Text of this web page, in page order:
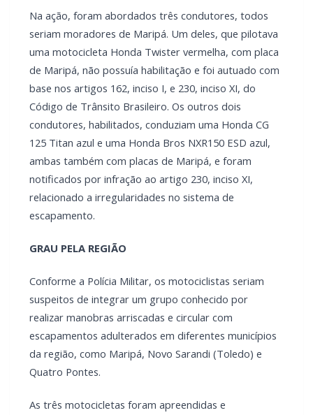
Na ação, foram abordados três condutores, todos
seriam moradores de Maripá. Um deles, que pilotava
uma motocicleta Honda Twister vermelha, com placa
de Maripá, não possuía habilitação e foi autuado com
base nos artigos 162, inciso I, e 230, inciso XI, do
Código de Trânsito Brasileiro. Os outros dois
condutores, habilitados, conduziam uma Honda CG
125 Titan azul e uma Honda Bros NXR150 ESD azul,
ambas também com placas de Maripá, e foram
notificados por infração ao artigo 230, inciso XI,
relacionado a irregularidades no sistema de
escapamento.
GRAU PELA REGIÃO
Conforme a Polícia Militar, os motociclistas seriam
suspeitos de integrar um grupo conhecido por
realizar manobras arriscadas e circular com
escapamentos adulterados em diferentes municípios
da região, como Maripá, Novo Sarandi (Toledo) e
Quatro Pontes.
As três motocicletas foram apreendidas e